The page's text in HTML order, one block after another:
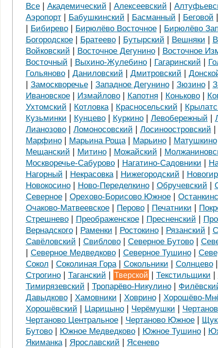
Все| Академический | Алексеевский |
Аэропорт| Бабушкинский | Басманный | Беговой
| Бибирево| Бирюлёво Восточное| Бирюлёво
Богородское| Братеево| Бутырский | Вешняки |
Войковский | Восточное Дегунино| Восточное
Восточный | Выхино-Жулебино| Гагаринский |
Гольяново| Даниловский | Дмитровский |
| Замоскворечье| Западное Дегунино| Зюзино|
Ивановское| Измайлово| Капотня | Коньково|
Ухтомский | Котловка| Красносельский |
Кузьминки | Кунцево| Куркино| Левобережный |
Лианозово| Ломоносовский | Лосиноостровский |
Марфино| Марьина Роща| Марьино| Матушкино
Мещанский | Митино| Можайский |
Москворечье-Сабурово| Нагатино-Садовники |
Нагорный | Некрасовка| Нижегородский |
Новокосино| Ново-Переделкино| Обручевский |
Северное| Орехово-Борисово Южное|
Очаково-Матвеевское| Перово| Печатники |
Стрешнево| Преображенское| Пресненский |
Вернадского| Раменки | Ростокино| Рязанский |
Савёловский | Свиблово| Северное Бутово|
| Северное Медведково| Северное Тушино|
Сокол | Соколиная Гора| Сокольники | Солнцево
Строгино| Таганский | Тверской | Текстильщики |
Тимирязевский | Тропарёво-Никулино|
Давыдково| Хамовники | Ховрино| Хорошёво-
Хорошёвский | Царицыно| Черёмушки |
Чертаново Центральное| Чертаново Южное|
Бутово| Южное Медведково| Южное Тушино|
Якиманка| Ярославский | Ясенево